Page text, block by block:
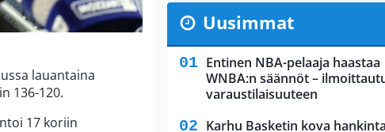
lauantaina
136-120.
17 koriin
Uusimmat
Entinen NBA-pelaaja haastaa
WNBA:n säännöt –
varaustilaisuuteen
Karhu Basketin kova hankinta